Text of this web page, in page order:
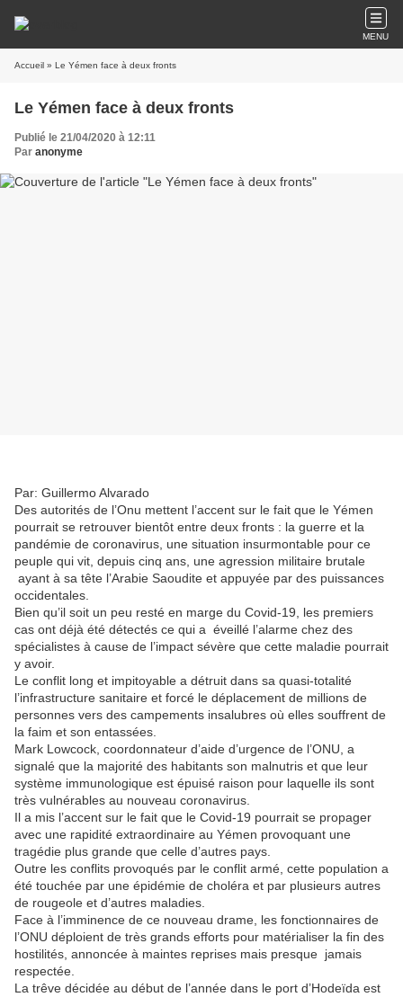
MENU
Accueil » Le Yémen face à deux fronts
Le Yémen face à deux fronts
Publié le 21/04/2020 à 12:11
Par anonyme
Par: Guillermo Alvarado
Des autorités de l’Onu mettent l’accent sur le fait que le Yémen
pourrait se retrouver bientôt entre deux fronts : la guerre et la
pandémie de coronavirus, une situation insurmontable pour ce
peuple qui vit, depuis cinq ans, une agression militaire brutale
ayant à sa tête l’Arabie Saoudite et appuyée par des puissances
occidentales.
Bien qu’il soit un peu resté en marge du Covid-19, les premiers
cas ont déjà été détectés ce qui a éveillé l’alarme chez des
spécialistes à cause de l’impact sévère que cette maladie pourrait
y avoir.
Le conflit long et impitoyable a détruit dans sa quasi-totalité
l’infrastructure sanitaire et forcé le déplacement de millions de
personnes vers des campements insalubres où elles souffrent de
la faim et son entassées.
Mark Lowcock, coordonnateur d’aide d’urgence de l’ONU, a
signalé que la majorité des habitants son malnutris et que leur
système immunologique est épuisé raison pour laquelle ils sont
très vulnérables au nouveau coronavirus.
Il a mis l’accent sur le fait que le Covid-19 pourrait se propager
avec une rapidité extraordinaire au Yémen provoquant une
tragédie plus grande que celle d’autres pays.
Outre les conflits provoqués par le conflit armé, cette population a
été touchée par une épidémie de choléra et par plusieurs autres
de rougeole et d’autres maladies.
Face à l’imminence de ce nouveau drame, les fonctionnaires de
l’ONU déploient de très grands efforts pour matérialiser la fin des
hostilités, annoncée à maintes reprises mais presque jamais
respectée.
La trêve décidée au début de l’année dans le port d’Hodeïda est